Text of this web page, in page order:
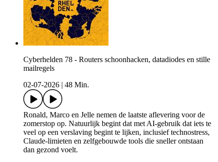
Cyberhelden 78 - Routers schoonhacken, datadiodes en stille
mailregels
02-07-2026
48 Min.
Ronald, Marco en Jelle nemen de laatste aflevering voor de
zomerstop op. Natuurlijk begint dat met AI-gebruik dat iets te
veel op een verslaving begint te lijken, inclusief technostress,
Claude-limieten en zelfgebouwde tools die sneller ontstaan
dan gezond voelt.